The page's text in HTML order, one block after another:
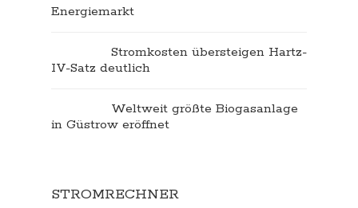
Energiemarkt
Stromkosten übersteigen Hartz-
IV-Satz deutlich
Weltweit größte Biogasanlage
in Güstrow eröffnet
STROMRECHNER